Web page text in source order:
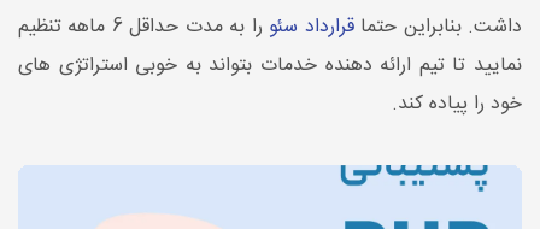
داشت. بنابراین حتماقرارداد سئو
را به مدت حداقل 6 ماهه تنظیم
نمایید تا تیم ارائه دهنده خدمات بتواند به خوبی استراتژی های
خود را پیاده کند.